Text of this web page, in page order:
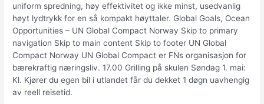
uniform spredning, høy effektivitet og ikke minst, usedvanlig
høyt lydtrykk for en så kompakt høyttaler. Global Goals, Ocean
Opportunities – UN Global Compact Norway Skip to primary
navigation Skip to main content Skip to footer UN Global
Compact Norway UN Global Compact er FNs organisasjon for
bærekraftig næringsliv. 17.00 Grilling på skulen Søndag 1. mai:
Kl. Kjører du egen bil i utlandet får du dekket 1 døgn uavhengig
av reell reisetid.